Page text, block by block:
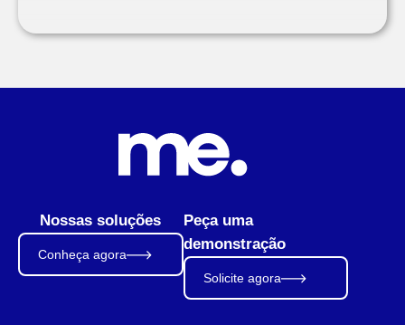
Nossas soluções
Conheça agora
Peça uma
demonstração
Solicite agora